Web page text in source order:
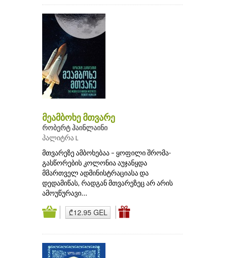
მეამბოხე მთვარე
რობერტ ჰაინლაინი
პალიტრა L
მთვარეზე ამბოხებაა – ყოფილი შრომა-
გასწორების კოლონია აუჯანყდა
მმართველ ადმინისტრაციასა და
დედამიწას, რადგან მთვარეზეც არ არის
ამოუწურავი...
₾12.95 GEL